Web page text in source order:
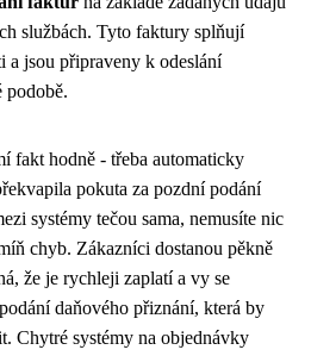
službách. Tyto faktury splňují
a jsou připraveny k odeslání
podobě.
fakt hodně - třeba automaticky
pokuta za pozdní podání
systémy tečou sama, nemusíte nic
chyb. Zákazníci dostanou pěkně
že je rychleji zaplatí a vy se
daňového přiznání, která by
. Chytré systémy na objednávky